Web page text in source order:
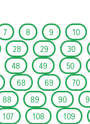
7 8 9 10
28 29 30
48 49 50
68 69 70
88 89 90
107 108 109